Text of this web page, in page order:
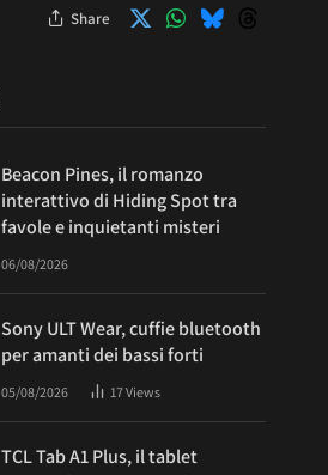
Share
Beacon Pines, il romanzo
interattivo di Hiding Spot tra
favole e inquietanti misteri
06/08/2026
Sony ULT Wear, cuffie bluetooth
per amanti dei bassi forti
05/08/2026 17Views
TCL Tab A1 Plus, il tablet